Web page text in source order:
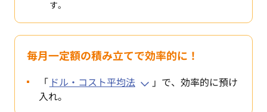
す。
毎月一定額の積み立てで効率的に！
「 ドル・コスト平均法
」で、効率的に預け
入れ。